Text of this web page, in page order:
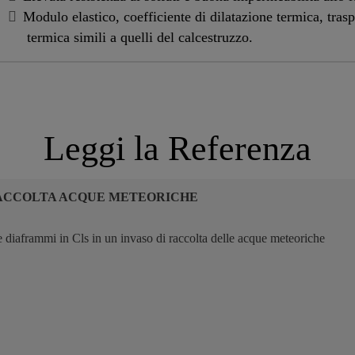
Modulo elastico, coefficiente di dilatazione termica,
termica simili a quelli del calcestruzzo.
Leggi la Referenza
ACQUE METEORICHE
diaframmi in Cls in un invaso di raccolta delle acque meteoriche